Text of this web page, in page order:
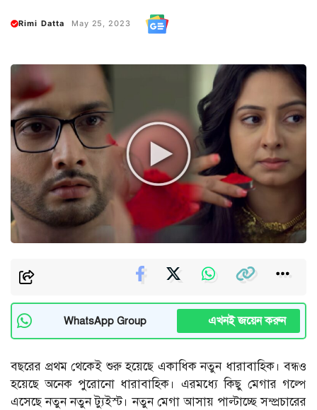
Rimi Datta May 25, 2023
WhatsApp Group এখনই জয়েন করুন
বছরের প্রথম থেকেই শুরু হয়েছে একাধিক নতুন ধারাবাহিক। বন্ধও
হয়েছে অনেক পুরোনো ধারাবাহিক। এরমধ্যে কিছু মেগার গল্পে
এসেছে নতুন নতুন ট্যুইস্ট। নতুন মেগা আসায় পাল্টাচ্ছে সম্প্রচারের